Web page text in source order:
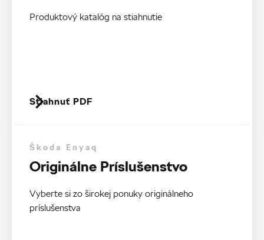
Produktový katalóg na stiahnutie
Stiahnuť PDF
Škoda Enyaq
Originálne Príslušenstvo
Vyberte si zo širokej ponuky originálneho
príslušenstva